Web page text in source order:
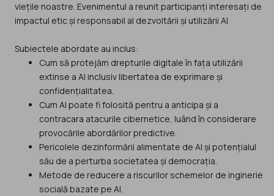
viețile noastre. Evenimentul a reunit participanți interesați de
impactul etic și responsabil al dezvoltării și utilizării AI
Subiectele abordate au inclus:
Cum să protejăm drepturile digitale în fața utilizării
extinse a AI inclusiv libertatea de exprimare și
confidențialitatea.
Cum AI poate fi folosită pentru a anticipa și a
contracara atacurile cibernetice, luând în considerare
provocările abordărilor predictive.
Pericolele dezinformării alimentate de AI și potențialul
său de a perturba societatea și democrația.
Metode de reducere a riscurilor schemelor de inginerie
socială bazate pe AI.